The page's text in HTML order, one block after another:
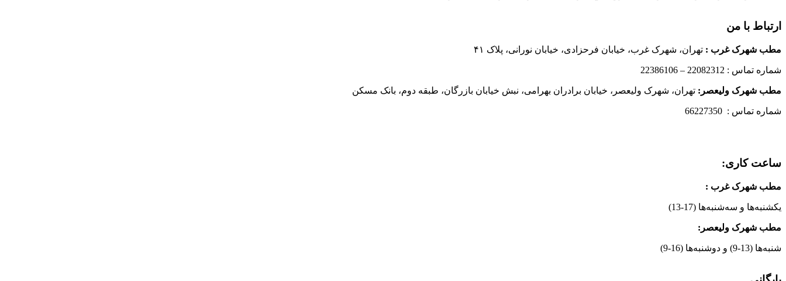
ارتباط با من
مطب شهرک غرب : تهران، شهرک غرب، خیابان فرحزادی، خیابان نورانی، پلاک ۴۱
شماره تماس : 22082312 – 22386106
مطب شهرک ولیعصر: تهران، شهرک ولیعصر، خیابان برادران بهرامی، نبش خیابان بازرگان، طبقه دوم، بانک مسکن
شماره تماس : 66227350
ساعت کاری:
مطب شهرک غرب :
یکشنبه‌ها و سه‌شنبه‌ها (17-13)
مطب شهرک ولیعصر:
شنبه‌ها (13-9) و دوشنبه‌ها (16-9)